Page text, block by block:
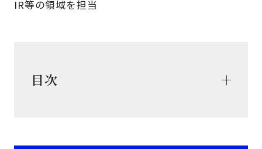
IR等の領域を担当
目次